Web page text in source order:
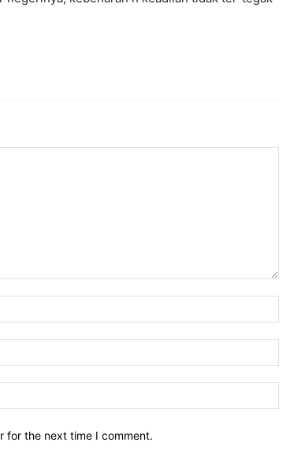
for the next time I comment.